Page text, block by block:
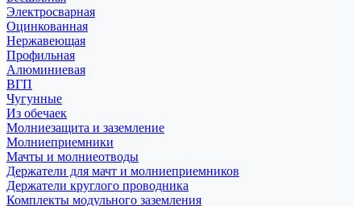
Электросварная
Оцинкованная
Нержавеющая
Профильная
Алюминиевая
ВГП
Чугунные
Из обечаек
Молниезащита и заземление
Молниеприемники
Мачты и молниеотводы
Держатели для мачт и молниеприемников
Держатели круглого проводника
Комплекты модульного заземления